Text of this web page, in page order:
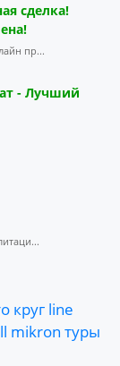
сделка!
пр...
- Лучший
круг line
mikron туры